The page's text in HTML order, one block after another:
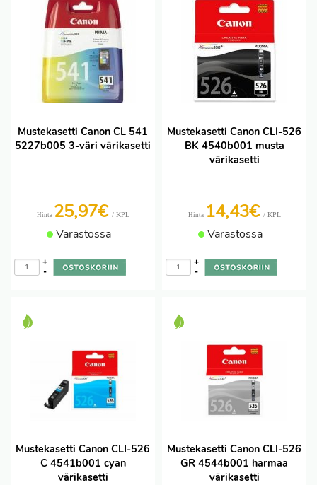
Mustekasetti Canon CL 541
5227b005 3-väri värikasetti
Hinta 25,97€ / KPL
Varastossa
-
+
Mustekasetti Canon CLI-526
BK 4540b001 musta
värikasetti
Hinta 14,43€ / KPL
Varastossa
-
+
Mustekasetti Canon CLI-526
C 4541b001 cyan
värikasetti
Mustekasetti Canon CLI-526
GR 4544b001 harmaa
värikasetti